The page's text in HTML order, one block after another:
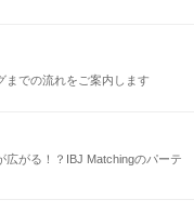
までの流れをご案内します
広がる！？IBJ Matchingのパーテ